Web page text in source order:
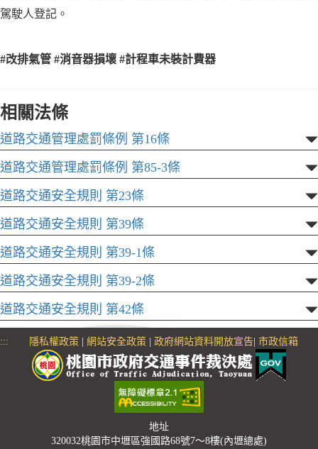
駕駛人登記。
#改排氣管 #消音器損壞 #計程車未裝計費器
相關法條
道路交通管理處罰條例 第16條
道路交通管理處罰條例 第85-3條
道路交通安全規則 第23條
道路交通安全規則 第39條
道路交通安全規則 第39-1條
道路交通安全規則 第39-2條
道路交通安全規則 第42條
::: 隱私權政策 網站安全政策 政府網站資料開放宣告| 市政信箱
地址
320032桃園市中壢區強國路68號7～8樓(內壢總處)